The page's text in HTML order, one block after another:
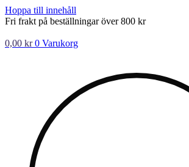
Hoppa till innehåll
Fri frakt på beställningar över 800 kr
0,00 kr 0 Varukorg